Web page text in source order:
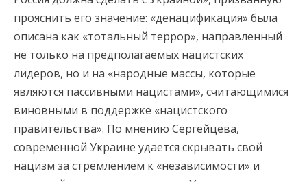
прояснить его значение: «денацификация» была
описана как «тотальный террор», направленный
не только на предполагаемых нацистских
лидеров, но и на «народные массы, которые
являются пассивными нацистами», считающимися
виновными в поддержке «нацистского
правительства». По мнению Сергейцева,
современной Украине удается скрывать свой
нацизм за стремлением к «независимости» и